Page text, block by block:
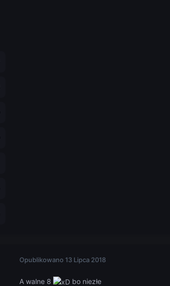
Opublikowano 13 Lipca 2018
A walne 8 bo niezłe